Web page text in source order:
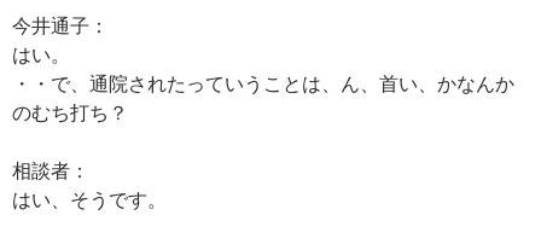
今井通子：
はい。
・・で、通院されたっていうことは、ん、首い、かなんか
のむち打ち？
相談者：
はい、そうです。